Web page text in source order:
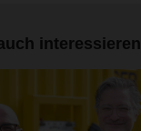
interessieren